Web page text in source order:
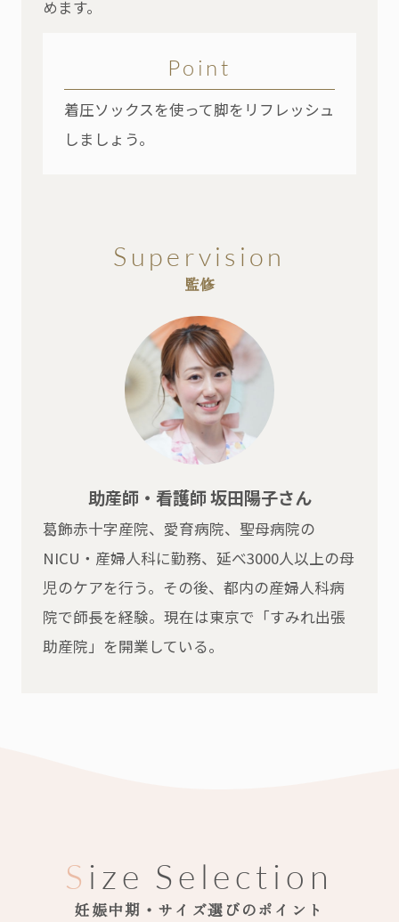
めます。
Point
着圧ソックスを使って脚をリフレッシュ
しましょう。
Supervision
監修
助産師・看護師 坂田陽子さん
葛飾赤十字産院、愛育病院、聖母病院の
NICU・産婦人科に勤務、延べ3000人以上の母
児のケアを行う。その後、都内の産婦人科病
院で師長を経験。現在は東京で「すみれ出張
助産院」を開業している。
Size Selection
妊娠中期・サイズ選びのポイント